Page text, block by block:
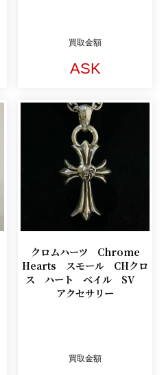
買取金額
ASK
クロムハーツ Chrome
Hearts スモール CHクロ
ス ハート ベイル SV
アクセサリー
買取金額